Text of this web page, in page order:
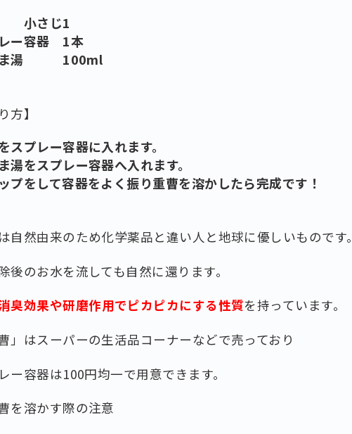
小さじ1
ー容器 1本
ま湯 100ml
方】
スプレー容器に入れます。
湯をスプレー容器へ入れます。
プをして容器をよく振り重曹を溶かしたら完成です！
自然由来のため化学薬品と違い人と地球に優しいものです。
後のお水を流しても自然に還ります。
臭効果や研磨作用でピカピカにする性質を持っています。
曹」はスーパーの生活品コーナーなどで売っており
ー容器は100円均一で用意できます。
を溶かす際の注意